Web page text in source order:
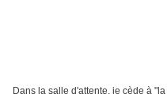
Dans la salle d'attente, je cède à